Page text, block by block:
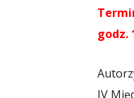
godz.
IV